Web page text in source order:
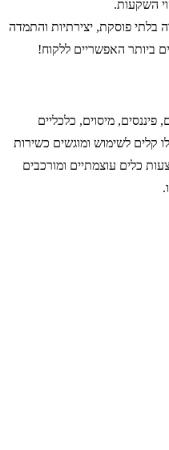
השקעות.
בלתי פוסקת, יצירתיות והתמדה
ביותר האפשריים ללקוח!
פיננסים, מיסוים, כלכליים
קלים לשימוש ומוגשים כשירות
כלים עוצמתיים ומורכבים